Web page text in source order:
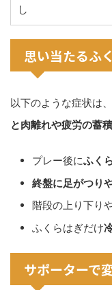
し
思い当たるふ
以下のような症状は、
と肉離れや疲労の蓄
プレー後にふく
終盤に足がつり
階段の上り下り
ふくらはぎだけ
サポーターで